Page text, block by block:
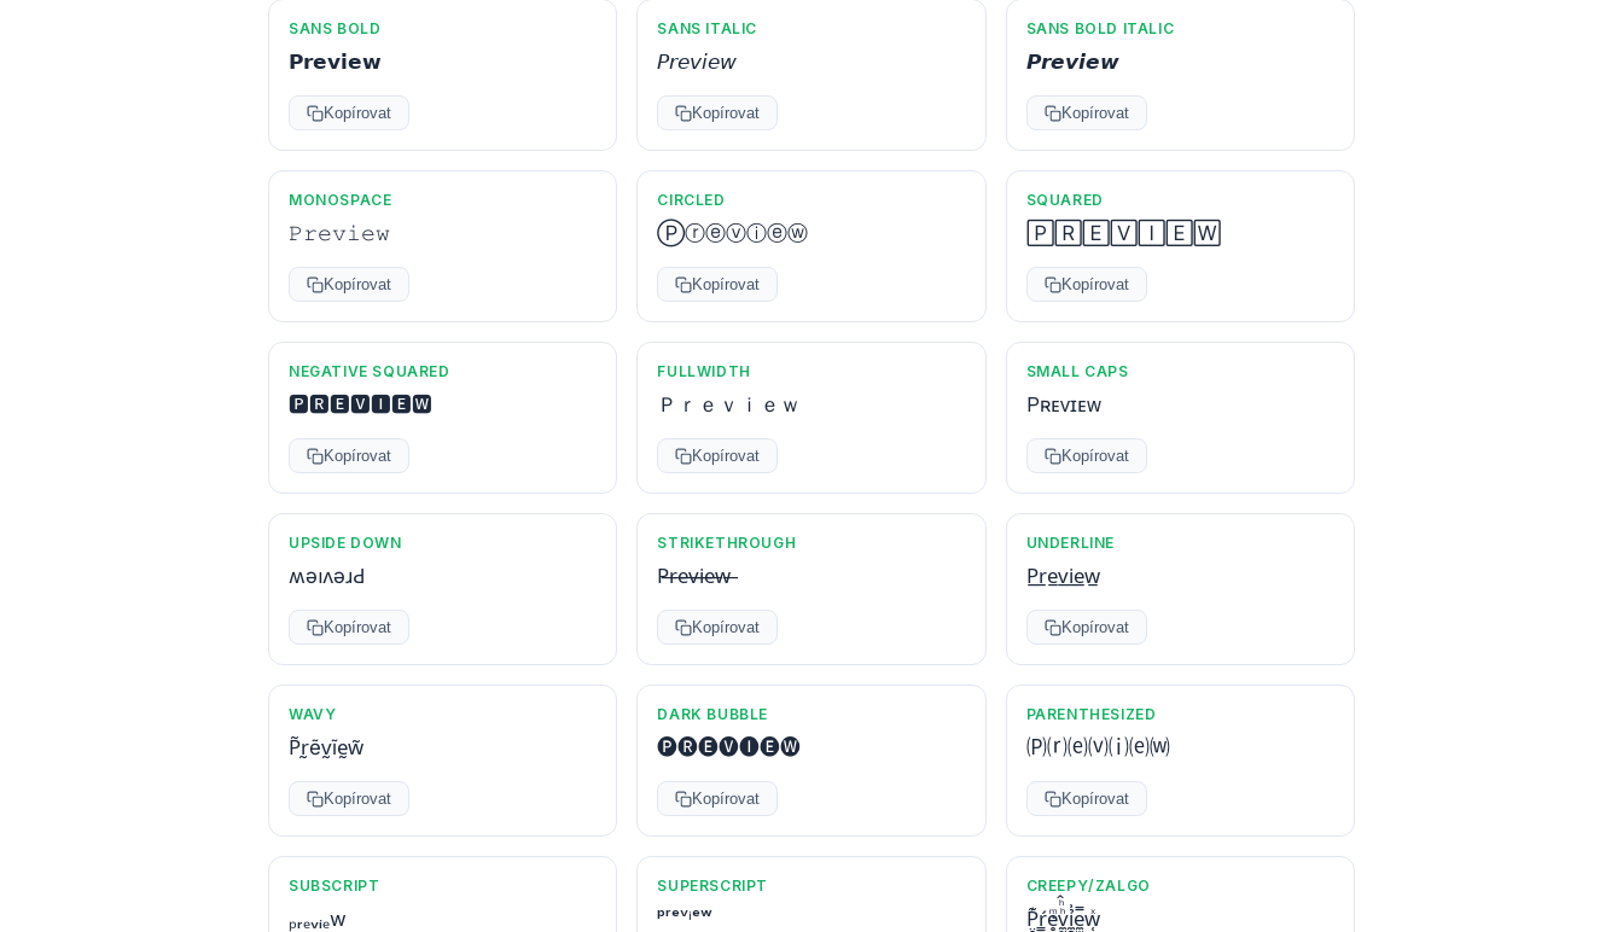
SANS BOLD
𝗣𝗿𝗲𝘃𝗶𝗲𝘄
Kopírovat
SANS ITALIC
𝘗𝘳𝘦𝘷𝘪𝘦𝘸
Kopírovat
SANS BOLD ITALIC
𝙋𝙧𝙚𝙫𝙞𝙚𝙬
Kopírovat
MONOSPACE
𝙿𝚛𝚎𝚟𝚒𝚎𝚠
Kopírovat
CIRCLED
Ⓟⓡⓔⓥⓘⓔⓦ
Kopírovat
SQUARED
🄿🅁🄴🅅🄸🄴🅆
Kopírovat
NEGATIVE SQUARED
🅿🆁🅴🆅🅸🅴🆆
Kopírovat
FULLWIDTH
Ｐｒｅｖｉｅｗ
Kopírovat
SMALL CAPS
Pʀᴇᴠɪᴇᴡ
Kopírovat
UPSIDE DOWN
ʍǝıʌǝɹԀ
Kopírovat
STRIKETHROUGH
P̶r̶e̶v̶i̶e̶w̶
Kopírovat
UNDERLINE
P̲r̲e̲v̲i̲e̲w̲
Kopírovat
WAVY
P̃r̰ẽv̰ĩḛw̃
Kopírovat
DARK BUBBLE
🅟🅡🅔🅥🅘🅔🅦
Kopírovat
PARENTHESIZED
🄟⒭⒠⒱⒤⒠⒲
Kopírovat
SUBSCRIPT
ₚᵣₑᵥᵢₑw
SUPERSCRIPT
ᵖʳᵉᵛⁱᵉʷ
CREEPY/ZALGO
P̤͉̺͊ŕ͇̜͈e̥̹ͫͅv̼̰̼ͪͪ̂ỉ̼̞̮͗e̼̫̿ͅw̜̬̩ͯ